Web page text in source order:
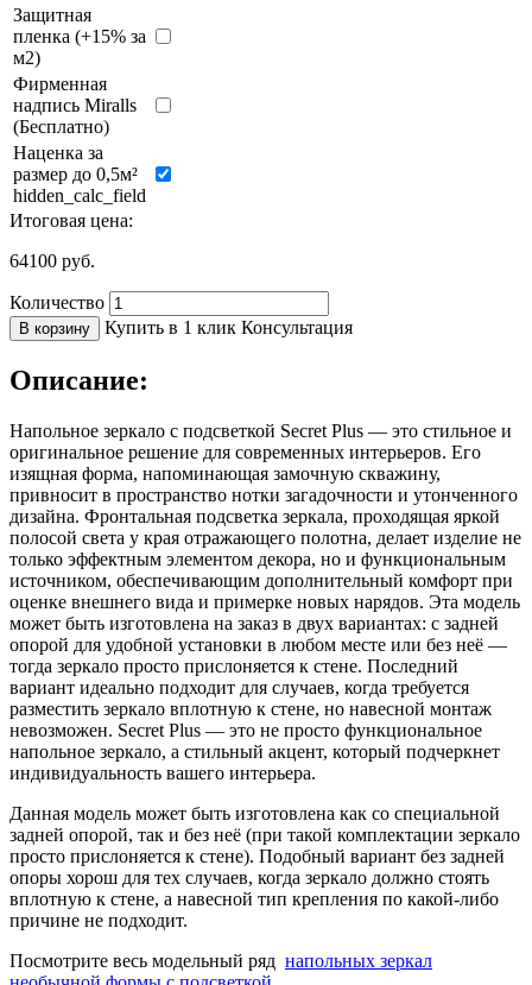
Защитная
пленка (+15% за
м2)
Фирменная
надпись Miralls
(Бесплатно)
Наценка за
размер до 0,5м²
hidden_calc_field
Итоговая цена:
64100 руб.
Количество
В корзину Купить в 1 клик Консультация
Описание:
Напольное зеркало с подсветкой Secret Plus — это стильное и
оригинальное решение для современных интерьеров. Его
изящная форма, напоминающая замочную скважину,
привносит в пространство нотки загадочности и утонченного
дизайна. Фронтальная подсветка зеркала, проходящая яркой
полосой света у края отражающего полотна, делает изделие не
только эффектным элементом декора, но и функциональным
источником, обеспечивающим дополнительный комфорт при
оценке внешнего вида и примерке новых нарядов. Эта модель
может быть изготовлена на заказ в двух вариантах: с задней
опорой для удобной установки в любом месте или без неё —
тогда зеркало просто прислоняется к стене. Последний
вариант идеально подходит для случаев, когда требуется
разместить зеркало вплотную к стене, но навесной монтаж
невозможен. Secret Plus — это не просто функциональное
напольное зеркало, а стильный акцент, который подчеркнет
индивидуальность вашего интерьера.
Данная модель может быть изготовлена как со специальной
задней опорой, так и без неё (при такой комплектации зеркало
просто прислоняется к стене). Подобный вариант без задней
опоры хорош для тех случаев, когда зеркало должно стоять
вплотную к стене, а навесной тип крепления по какой-либо
причине не подходит.
Посмотрите весь модельный ряд напольных зеркал